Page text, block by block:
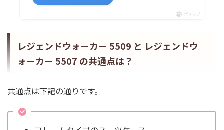
ポチップ
レジェンドウォーカー 5509 と レジェンドウ
ォーカー 5507 の共通点は？
共通点は下記の通りです。